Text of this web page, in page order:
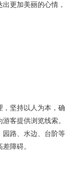
更加美丽的心情，
，坚持以人为本，确
客提供浏览线索。
园路、水边、台阶等
障碍。